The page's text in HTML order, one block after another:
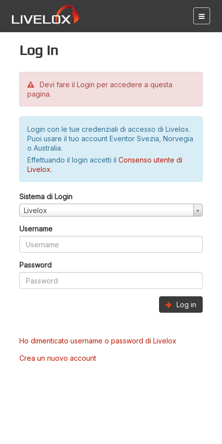
Log in
Devi fare il Login per accedere a questa
pagina.
Login con le tue credenziali di accesso di Livelox.
Puoi usare il tuo account Eventor Svezia, Norvegia
o Australia.
Effettuando il login accetti il Consenso utente di
Livelox.
Sistema di Login
Livelox
Username
Password
Log in
Ho dimenticato username o password di Livelox
Crea un nuovo account